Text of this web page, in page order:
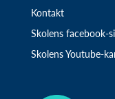
Kontakt
Skolens facebook-
Skolens Youtube-